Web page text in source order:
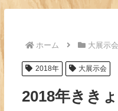
ホーム 大展示会
2018年 大展示会
2018年きき